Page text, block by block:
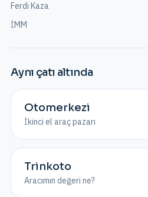
Ferdi Kaza
İMM
Aynı çatı altında
Otomerkezi
İkinci el araç pazarı
Trinkoto
Aracımın değeri ne?